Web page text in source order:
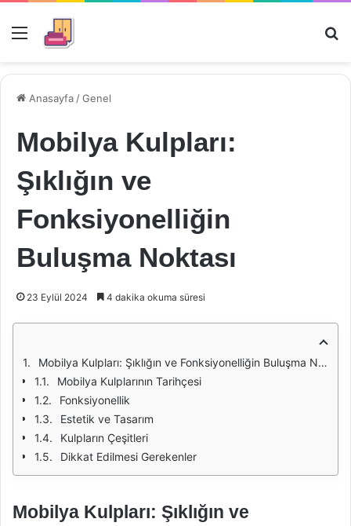
Menü
Anasayfa /Genel
Mobilya Kulpları:
Şıklığın ve
Fonksiyonelliğin
Buluşma Noktası
23 Eylül 2024 4 dakika okuma süresi
Mobilya Kulpları: Şıklığın ve Fonksiyonelliğin Buluşma Noktası
Mobilya Kulplarının Tarihçesi
Fonksiyonellik
Estetik ve Tasarım
Kulpların Çeşitleri
Dikkat Edilmesi Gerekenler
Mobilya Kulpları: Şıklığın ve